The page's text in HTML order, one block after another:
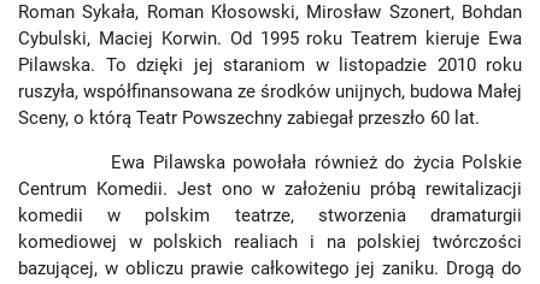
Roman Sykała, Roman Kłosowski, Mirosław Szonert, Bohdan
Cybulski, Maciej Korwin. Od 1995 roku Teatrem kieruje Ewa
Pilawska. To dzięki jej staraniom w listopadzie 2010 roku
ruszyła, współfinansowana ze środków unijnych, budowa Małej
Sceny, o którą Teatr Powszechny zabiegał przeszło 60 lat.
Ewa Pilawska powołała również do życia Polskie
Centrum Komedii. Jest ono w założeniu próbą rewitalizacji
komedii w polskim teatrze, stworzenia dramaturgii
komediowej w polskich realiach i na polskiej twórczości
bazującej, w obliczu prawie całkowitego jej zaniku. Drogą do